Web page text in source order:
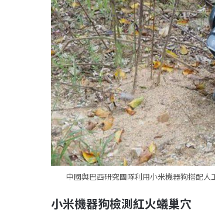
中國與巴西研究團隊利用小米機器狗搭配人
小米機器狗檢測紅火蟻巢穴